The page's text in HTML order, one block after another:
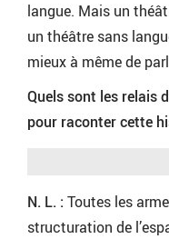
langue. Mais un
un théâtre sans
mieux à même de
Quels sont les relais
pour raconter cette
N. L. : Toutes les
structuration de